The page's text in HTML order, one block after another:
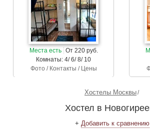
Места есть От 220 руб.
Комнаты: 4/ 6/ 8/ 10
Фото / Контакты / Цены
Хостелы Москвы
Хостел в
+ Добавить к сравнению